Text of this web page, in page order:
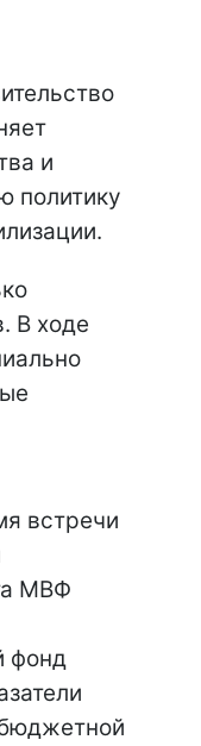
и
политику
В ходе
встречи
МВФ
фонд